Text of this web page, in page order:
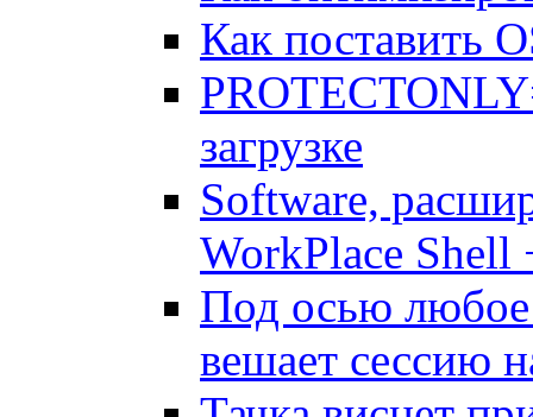
Как поставить
загрузке
Software,
WorkPlace Shell
Под осью
вешает сессию